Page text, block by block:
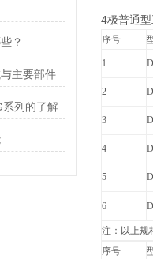
？
主要部件
系列的了解
4极普通
序号
1
2
3
4
5
6
注：以上规
序号